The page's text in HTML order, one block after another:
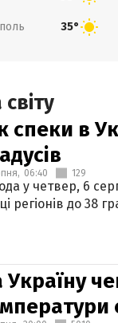
35°
спеки в
06:40 129
у четвер, 6
регіонів до 38
Україну